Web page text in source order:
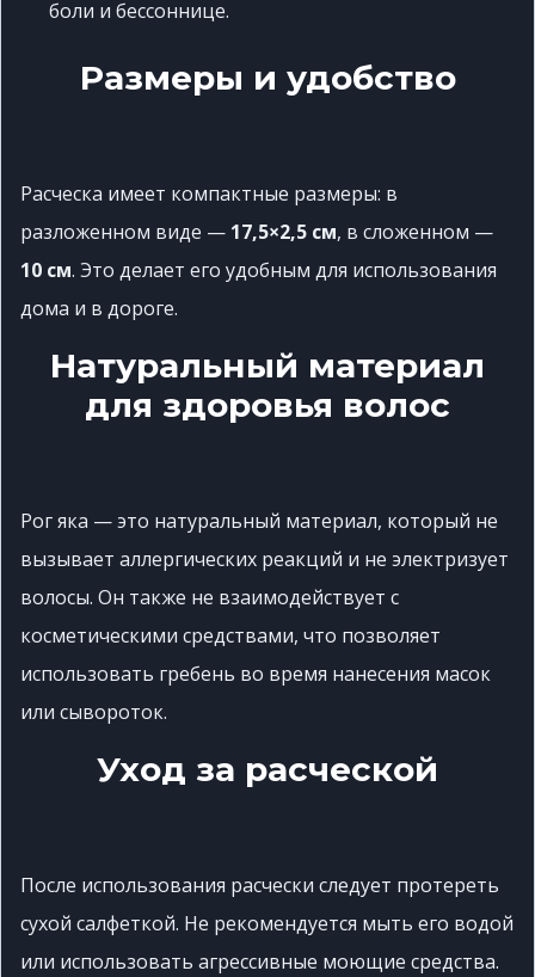
боли и бессоннице.
Размеры и удобство
Расческа имеет компактные размеры: в
разложенном виде — 17,5×2,5 см, в сложенном —
10 см. Это делает его удобным для использования
дома и в дороге.
Натуральный материал
для здоровья волос
Рог яка — это натуральный материал, который не
вызывает аллергических реакций и не электризует
волосы. Он также не взаимодействует с
косметическими средствами, что позволяет
использовать гребень во время нанесения масок
или сывороток.
Уход за расческой
После использования расчески следует протереть
сухой салфеткой. Не рекомендуется мыть его водой
или использовать агрессивные моющие средства.